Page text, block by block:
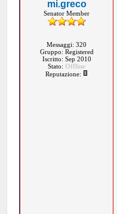
mi.greco
Senator Member
Messaggi: 320
Gruppo: Registered
Iscritto: Sep 2010
Stato: Offline
Reputazione: